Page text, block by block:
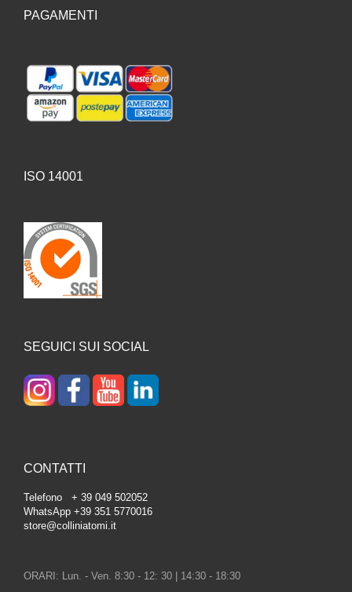
PAGAMENTI
ISO 14001
SEGUICI SUI SOCIAL
CONTATTI
Telefono + 39 049 502052
WhatsApp +39 351 5770016
store@colliniatomi.it
ORARI: Lun. - Ven. 8:30 - 12: 30 | 14:30 - 18:30